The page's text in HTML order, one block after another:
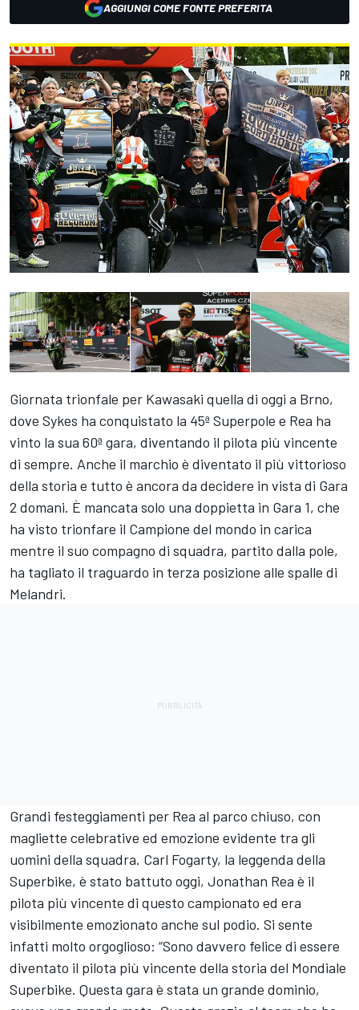
AGGIUNGI COME FONTE PREFERITA
Giornata trionfale per Kawasaki quella di oggi a Brno,
dove Sykes ha conquistato la 45ª Superpole e Rea ha
vinto la sua 60ª gara, diventando il pilota più vincente
di sempre. Anche il marchio è diventato il più vittorioso
della storia e tutto è ancora da decidere in vista di Gara
2 domani. È mancata solo una doppietta in Gara 1, che
ha visto trionfare il Campione del mondo in carica
mentre il suo compagno di squadra, partito dalla pole,
ha tagliato il traguardo in terza posizione alle spalle di
Melandri.
Grandi festeggiamenti per Rea al parco chiuso, con
magliette celebrative ed emozione evidente tra gli
uomini della squadra. Carl Fogarty, la leggenda della
Superbike, è stato battuto oggi, Jonathan Rea è il
pilota più vincente di questo campionato ed era
visibilmente emozionato anche sul podio. Si sente
infatti molto orgoglioso: “Sono davvero felice di essere
diventato il pilota più vincente della storia del Mondiale
Superbike. Questa gara è stata un grande dominio,